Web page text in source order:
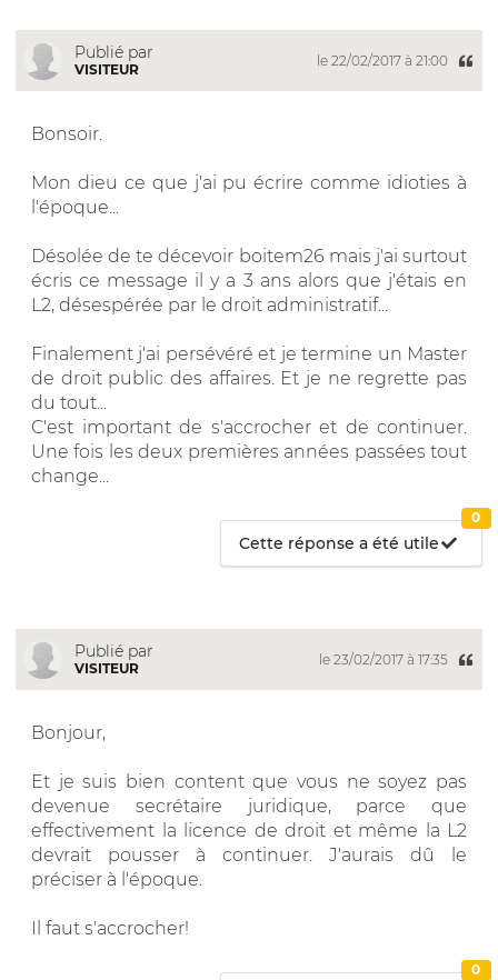
Publié par
VISITEUR
le 22/02/2017 à 21:00
Bonsoir.
Mon dieu ce que j'ai pu écrire comme idioties à
l'époque...
Désolée de te décevoir boitem26 mais j'ai surtout
écris ce message il y a 3 ans alors que j'étais en
L2, désespérée par le droit administratif...
Finalement j'ai persévéré et je termine un Master
de droit public des affaires. Et je ne regrette pas
du tout...
C'est important de s'accrocher et de continuer.
Une fois les deux premières années passées tout
change...
Cette réponse a été utile
0
Publié par
VISITEUR
le 23/02/2017 à 17:35
Bonjour,
Et je suis bien content que vous ne soyez pas
devenue secrétaire juridique, parce que
effectivement la licence de droit et même la L2
devrait pousser à continuer. J'aurais dû le
préciser à l'époque.
Il faut s'accrocher!
0